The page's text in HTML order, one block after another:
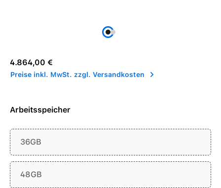
Regulärer Preis:
4.864,00 €
Preise inkl. MwSt. zzgl. Versandkosten
Arbeitsspeicher
36GB
48GB